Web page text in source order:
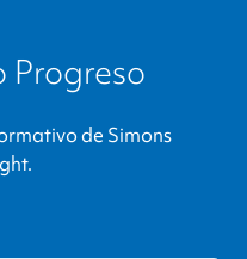
Progreso
de Simons
.